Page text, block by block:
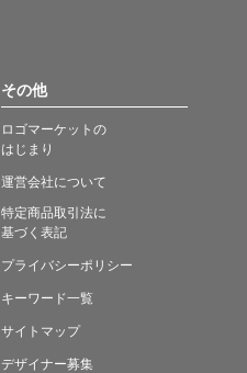
その他
ロゴマーケットの
はじまり
運営会社について
特定商品取引法に
基づく表記
プライバシーポリシー
キーワード一覧
サイトマップ
デザイナー募集